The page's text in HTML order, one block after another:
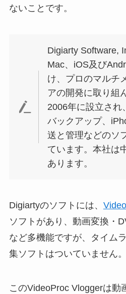
ないことです。
Digiarty Software,
Mac、iOS及び
け、プロのマルチ
アの開発に取り組
2006年に設立され
バックアップ、
送と管理などのソ
ています。本社は
あります。
Digiartyのソフトには、
ソフトがあり、動画変換・
など多機能ですが、タイム
集ソフトはついていません。
このVideoProc Vloggerは動